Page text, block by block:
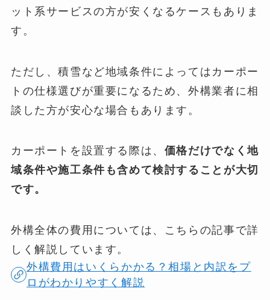
ット系サービスの方が安くなるケースもありま
す。
ただし、積雪など地域条件によってはカーポー
トの仕様選びが重要になるため、外構業者に相
談した方が安心な場合もあります。
カーポートを設置する際は、 価格だけでなく地
域条件や施工条件も含めて検討することが大切
です。
外構全体の費用については、こちらの記事で詳
しく解説しています。
外構費用はいくらかかる？相場と内訳をプ
ロがわかりやすく解説